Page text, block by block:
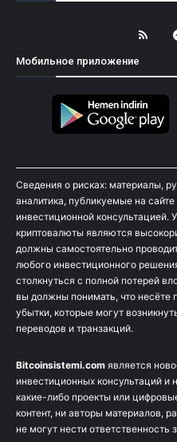
Мобильное приложение
Сведения о рисках: материалы,
аналитика, публикуемые на сайте
инвестиционной консультацией.
криптовалюты являются
должны самостоятельно
любого инвестиционного
столкнуться с полной потерей
вы должны понимать, что несёте
убытки, которые могут
переводов и транзакций.
Bitcoinsistemi.com является
инвестиционных консультаций и
какие-либо проекты или
контент, ни авторы материалов,
не могут нести